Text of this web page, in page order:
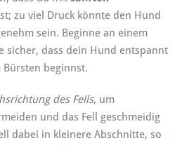
zu viel Druck könnte den Hund
sein. Beginne an einem
sicher, dass dein Hund entspannt
beginnst.
des Fells, um
und das Fell geschmeidig
dabei in kleinere Abschnitte, so